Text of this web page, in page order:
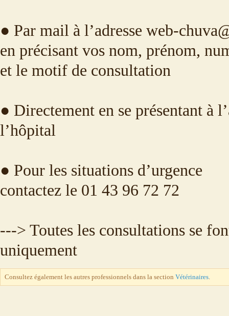
● Par mail à l’adresse web-
en précisant vos nom, prénom,
et le motif de consultation
● Directement en se présentant à
l’hôpital
● Pour les situations d’urgence
contactez le 01 43 96 72 72
---> Toutes les consultations se
uniquement
Consultez également les autres professionnels dans la section Vétérinaires.